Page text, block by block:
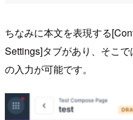
ちなみに本文を表現する
Settings]タブがあり、そこ
の入力が可能です。